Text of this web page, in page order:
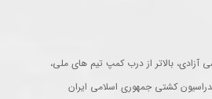
آزادی، بالاتر از درب کمپ تیم های ملی،
کشتی جمهوری اسلامی ایران